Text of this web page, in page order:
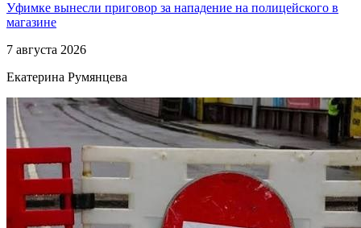
Уфимке вынесли приговор за нападение на полицейского в
магазине
7 августа 2026
Екатерина Румянцева